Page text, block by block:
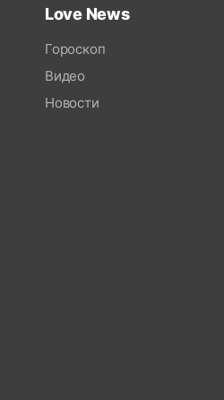
Love News
Гороскоп
Видео
Новости